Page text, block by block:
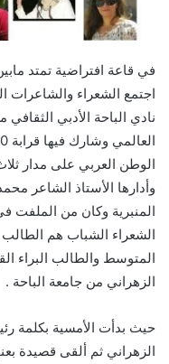
في قاعة افتراضية تمتد
اجتمع الشعراء والشاعرات
نادي الباحة الأدبي
وأدارها الأستاذ الشاعر
الشعراء الشباب هم الطالب
المتوسط والطالب البراء
الزهراني من جامعة الباحة .
حيث بدأت الأمسية بكلمة
الزهراني ثم ألقى قصيدة